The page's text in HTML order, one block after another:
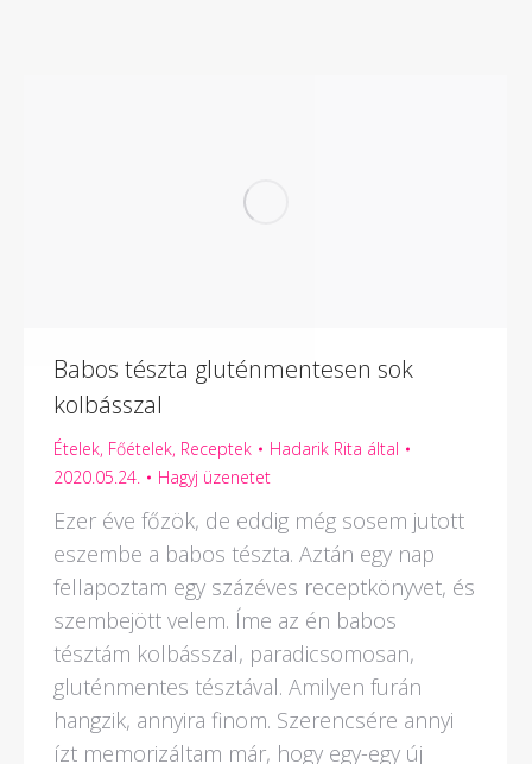
Babos tészta gluténmentesen sok
kolbásszal
Ételek, Főételek, Receptek Hadarik Rita által
2020.05.24.
Hagyj üzenetet
Ezer éve főzök, de eddig még sosem jutott
eszembe a babos tészta. Aztán egy nap
fellapoztam egy százéves receptkönyvet, és
szembejött velem. Íme az én babos
tésztám kolbásszal, paradicsomosan,
gluténmentes tésztával. Amilyen furán
hangzik, annyira finom. Szerencsére annyi
ízt memorizáltam már, hogy egy-egy új